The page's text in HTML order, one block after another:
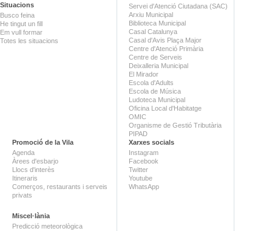
Situacions
Busco feina
He tingut un fill
Em vull formar
Totes les situacions
Servei d'Atenció Ciutadana (SAC)
Arxiu Municipal
Biblioteca Municipal
Casal Catalunya
Casal d'Avis Plaça Major
Centre d'Atenció Primària
Centre de Serveis
Deixalleria Municipal
El Mirador
Escola d'Adults
Escola de Música
Ludoteca Municipal
Oficina Local d'Habitatge
OMIC
Organisme de Gestió Tributària
PIPAD
Promoció de la Vila
Agenda
Àrees d'esbarjo
Llocs d'interès
Itineraris
Comerços, restaurants i serveis
privats
Miscel·lània
Predicció meteorològica
Xarxes socials
Instagram
Facebook
Twitter
Youtube
WhatsApp